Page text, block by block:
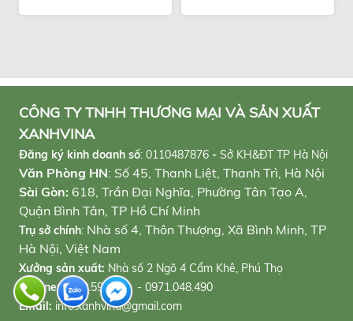
CÔNG TY TNHH THƯƠNG MẠI VÀ SẢN XUẤT
XANHVINA
Đăng ký kinh doanh số: 0110487876 - Sở KH&ĐT TP Hà Nội
Văn Phòng HN: Số 45, Thanh Liệt, Thanh Trì, Hà Nội
Sài Gòn: 618, Trần Đại Nghĩa, Phường Tân Tạo A,
Quận Bình Tân, TP Hồ Chí Minh
Trụ sở chính: Nhà số 4, Thôn Thượng, Xã Bình Minh, TP
Hà Nội, Việt Nam
Xưởng sản xuất: Nhà số 2 Ngõ 4 Cẩm Khê, Phú Thọ
Hotline:0898.596.933 - 0971.048.490
Email: info.xanhvina@gmail.com